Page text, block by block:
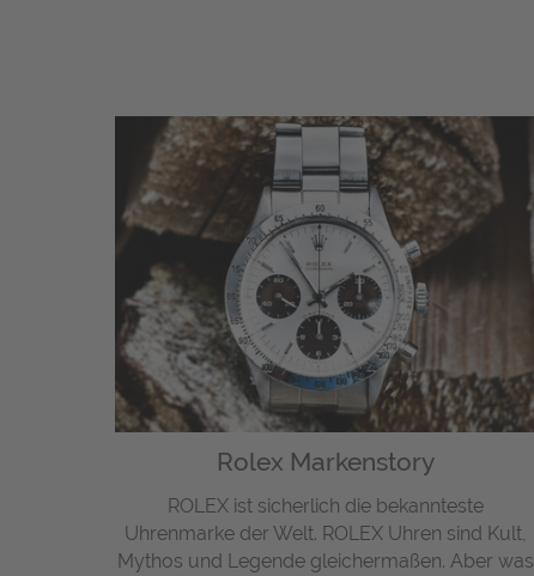
Rolex Markenstory
ROLEX ist sicherlich die bekannteste
Uhrenmarke der Welt. ROLEX Uhren sind Kult,
Mythos und Legende gleichermaßen. Aber was